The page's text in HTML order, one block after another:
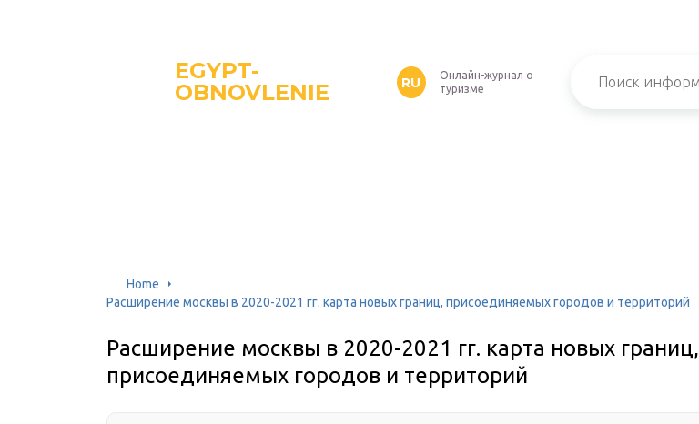
EGYPT-
OBNOVLENIE
RU
Онлайн-журнал о
туризме
Home
Расширение москвы в 2020-2021 гг. карта новых границ, присоединяемых городов и территорий
Расширение москвы в 2020-2021 гг. карта новых границ,
присоединяемых городов и территорий